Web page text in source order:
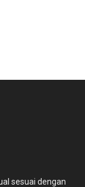
sesuai dengan